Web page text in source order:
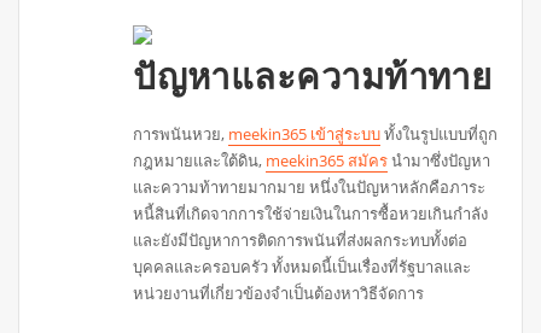
ปัญหาและความท้าทาย
การพนันหวย, meekin365 เข้าสู่ระบบทั้งในรูปแบบที่ถูก
กฎหมายและใต้ดิน, meekin365 สมัครนำมาซึ่งปัญหา
และความท้าทายมากมาย หนึ่งในปัญหาหลักคือภาระ
หนี้สินที่เกิดจากการใช้จ่ายเงินในการซื้อหวยเกินกำลัง
และยังมีปัญหาการติดการพนันที่ส่งผลกระทบทั้งต่อ
บุคคลและครอบครัว ทั้งหมดนี้เป็นเรื่องที่รัฐบาลและ
หน่วยงานที่เกี่ยวข้องจำเป็นต้องหาวิธีจัดการ